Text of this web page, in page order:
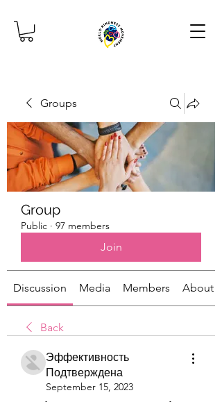
Groups
Group
Public · 97 members
Join
Discussion Media Members About
Back
Эффективность
Подтверждена
September 15, 2023